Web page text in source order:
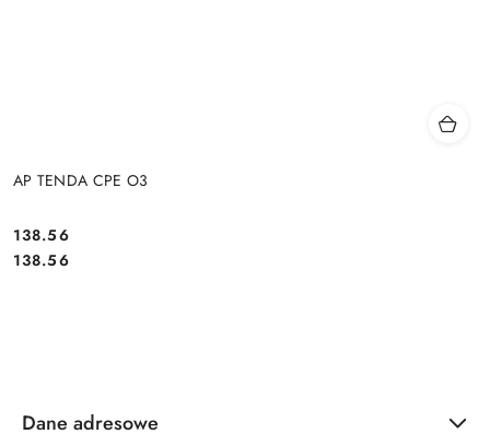
AP TENDA CPE O3
Cena:
138.56
Cena:
138.56
Dane adresowe